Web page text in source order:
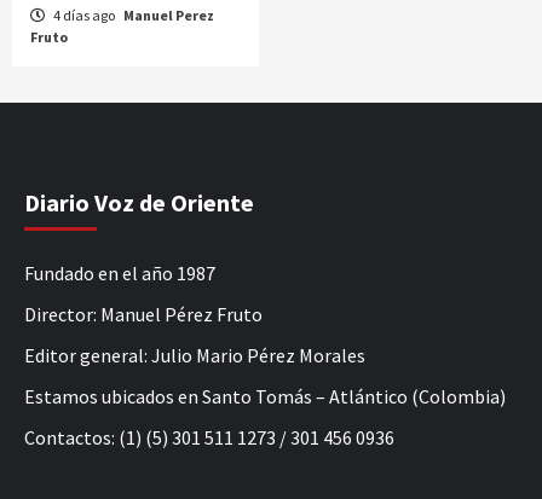
4 días ago Manuel Perez
Fruto
Diario Voz de Oriente
Fundado en el año 1987
Director: Manuel Pérez Fruto
Editor general: Julio Mario Pérez Morales
Estamos ubicados en Santo Tomás – Atlántico (Colombia)
Contactos: (1) (5) 301 511 1273 / 301 456 0936